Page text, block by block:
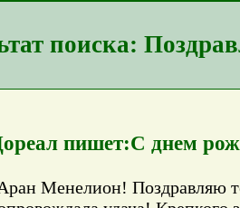
поиска:
пишет:С днем
Менелион! Поздравляю